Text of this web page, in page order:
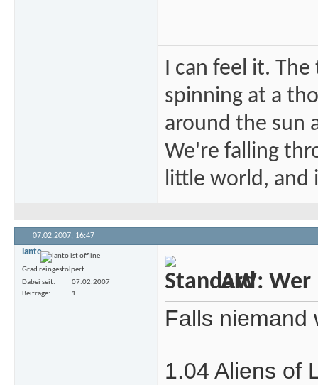
I can feel it.
spinning at a
around the sun
We're falling
little world, and
07.02.2007, 16:47
Ianto
Grad reingestolpert
Dabei seit
07.02.2007
Beiträge
1 AW: Wer
Falls niemand
1.04 Aliens of